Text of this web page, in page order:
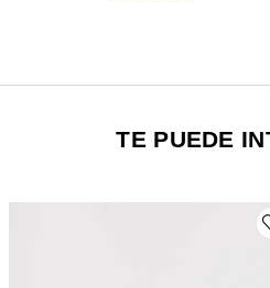
TE PUEDE